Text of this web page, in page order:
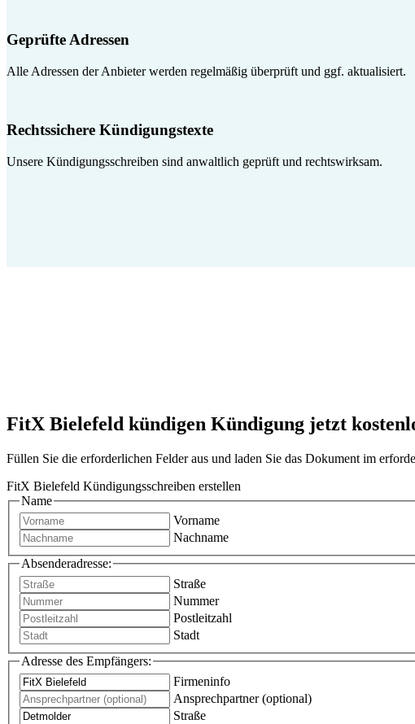
Geprüfte Adressen
Alle Adressen der Anbieter werden regelmäßig überprüft und ggf. aktualisiert.
Rechtssichere Kündigungstexte
Unsere Kündigungsschreiben sind anwaltlich geprüft und rechtswirksam.
FitX Bielefeld kündigen Kündigung jetzt
Füllen Sie die erforderlichen Felder aus und laden Sie das Dokument im
FitX Bielefeld Kündigungsschreiben erstellen
Name
Vorname
Nachname
Absenderadresse:
Straße
Nummer
Postleitzahl
Stadt
Adresse des Empfängers:
Firmeninfo
Ansprechpartner (optional)
Straße